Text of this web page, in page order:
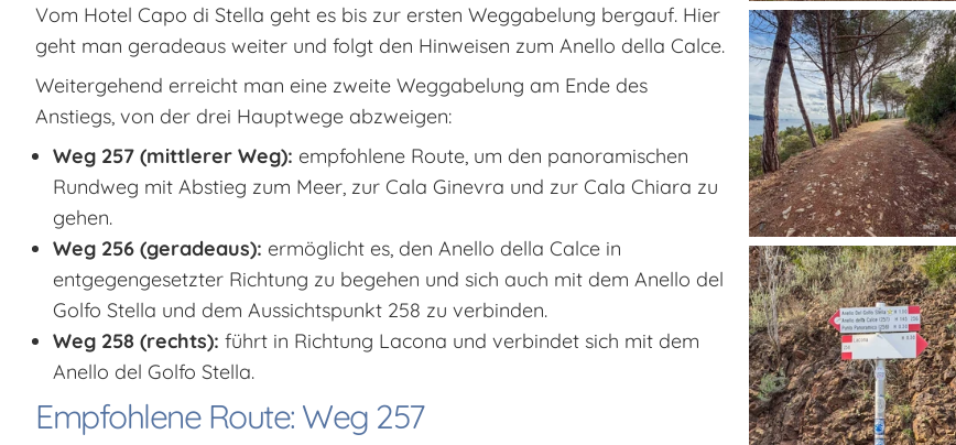
Vom Hotel Capo di Stella geht es bis zur ersten Weggabelung bergauf. Hier
geht man geradeaus weiter und folgt den Hinweisen zum Anello della Calce.
Weitergehend erreicht man eine zweite Weggabelung am Ende des
Anstiegs, von der drei Hauptwege abzweigen:
Weg 257 (mittlerer Weg): empfohlene Route, um den panoramischen
Rundweg mit Abstieg zum Meer, zur Cala Ginevra und zur Cala Chiara zu
gehen.
Weg 256 (geradeaus): ermöglicht es, den Anello della Calce in
entgegengesetzter Richtung zu begehen und sich auch mit dem Anello del
Golfo Stella und dem Aussichtspunkt 258 zu verbinden.
Weg 258 (rechts): führt in Richtung Lacona und verbindet sich mit dem
Anello del Golfo Stella.
Empfohlene Route: Weg 257